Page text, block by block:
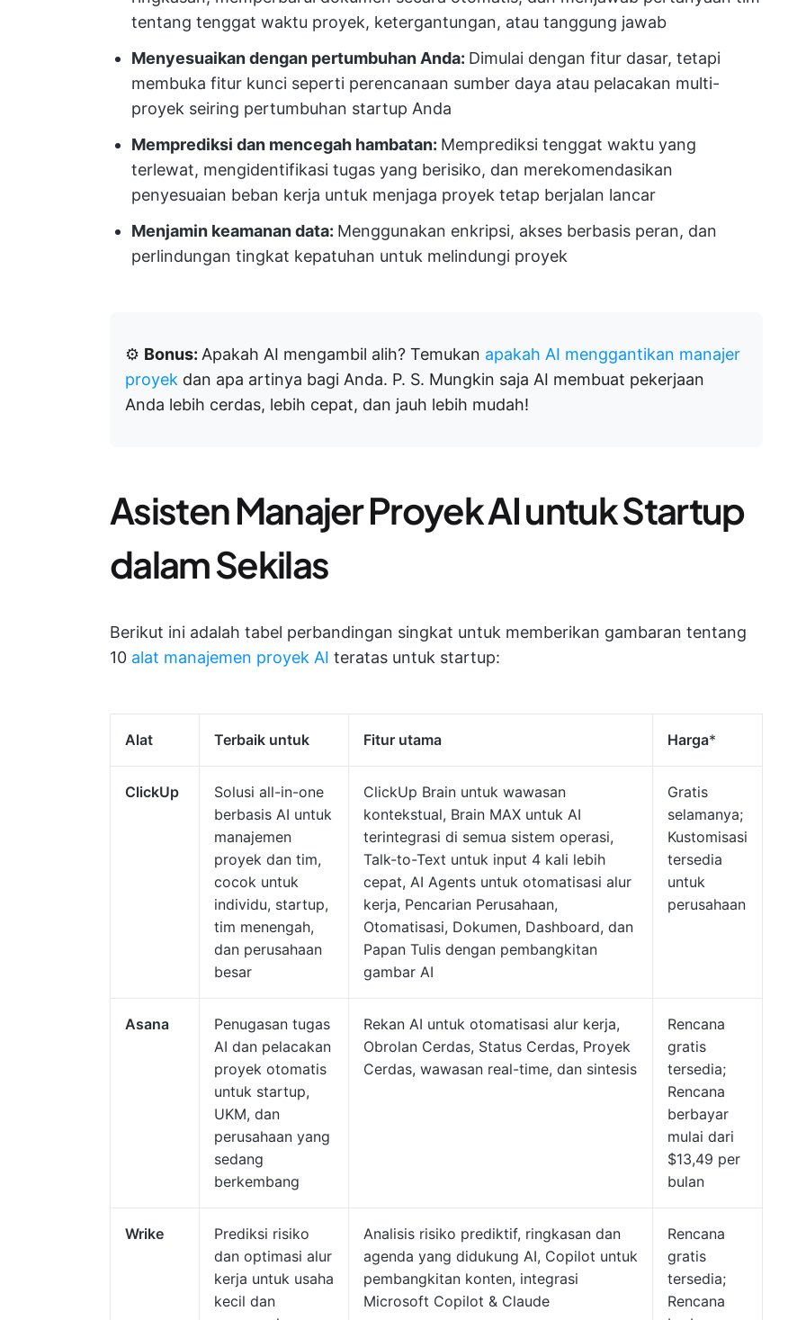
tentang tenggat waktu proyek, ketergantungan, atau tanggung jawab
Menyesuaikan dengan pertumbuhan Anda: Dimulai dengan fitur dasar, tetapi
membuka fitur kunci seperti perencanaan sumber daya atau pelacakan multi-
proyek seiring pertumbuhan startup Anda
Memprediksi dan mencegah hambatan: Memprediksi tenggat waktu yang
terlewat, mengidentifikasi tugas yang berisiko, dan merekomendasikan
penyesuaian beban kerja untuk menjaga proyek tetap berjalan lancar
Menjamin keamanan data: Menggunakan enkripsi, akses berbasis peran, dan
perlindungan tingkat kepatuhan untuk melindungi proyek
⚙️ Bonus: Apakah AI mengambil alih? Temukan apakah AI menggantikan manajer
proyek dan apa artinya bagi Anda. P. S. Mungkin saja AI membuat pekerjaan
Anda lebih cerdas, lebih cepat, dan jauh lebih mudah!
Asisten Manajer Proyek AI untuk Startup
dalam Sekilas
Berikut ini adalah tabel perbandingan singkat untuk memberikan gambaran tentang
10 alat manajemen proyek AI teratas untuk startup:
Alat Terbaik untuk Fitur utama Harga*
ClickUp
Solusi all-in-one
berbasis AI untuk
manajemen
proyek dan tim,
cocok untuk
individu, startup,
tim menengah,
dan perusahaan
besar
ClickUp Brain untuk wawasan
kontekstual, Brain MAX untuk AI
terintegrasi di semua sistem operasi,
Talk-to-Text untuk input 4 kali lebih
cepat, AI Agents untuk otomatisasi alur
kerja, Pencarian Perusahaan,
Otomatisasi, Dokumen, Dashboard, dan
Papan Tulis dengan pembangkitan
gambar AI
Gratis
selamanya;
Kustomisasi
tersedia
untuk
perusahaan
Asana
Penugasan tugas
AI dan pelacakan
proyek otomatis
untuk startup,
UKM, dan
perusahaan yang
sedang
berkembang
Rekan AI untuk otomatisasi alur kerja,
Obrolan Cerdas, Status Cerdas, Proyek
Cerdas, wawasan real-time, dan sintesis
Rencana
gratis
tersedia;
Rencana
berbayar
mulai dari
$13,49 per
bulan
Wrike
Prediksi risiko
dan optimasi alur
kerja untuk usaha
kecil dan
Analisis risiko prediktif, ringkasan dan
agenda yang didukung AI, Copilot untuk
pembangkitan konten, integrasi
Microsoft Copilot & Claude
Rencana
gratis
tersedia;
Rencana